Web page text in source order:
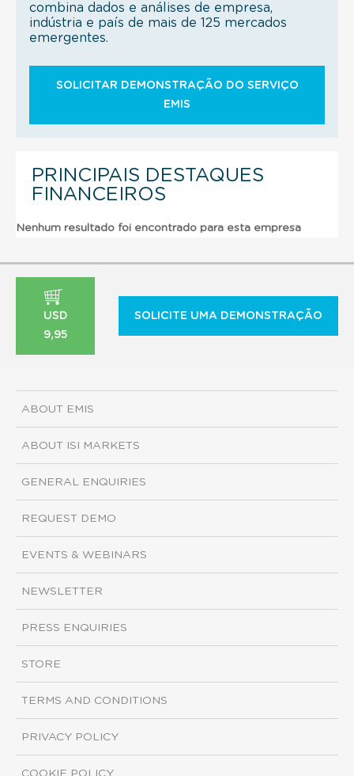
combina dados e análises de empresa,
indústria e país de mais de 125 mercados
emergentes.
SOLICITAR DEMONSTRAÇÃO DO SERVIÇO
EMIS
PRINCIPAIS DESTAQUES
FINANCEIROS
Nenhum resultado foi encontrado para esta empresa
USD
9,95
SOLICITE UMA DEMONSTRAÇÃO
ABOUT EMIS
ABOUT ISI MARKETS
GENERAL ENQUIRIES
REQUEST DEMO
EVENTS & WEBINARS
NEWSLETTER
PRESS ENQUIRIES
STORE
TERMS AND CONDITIONS
PRIVACY POLICY